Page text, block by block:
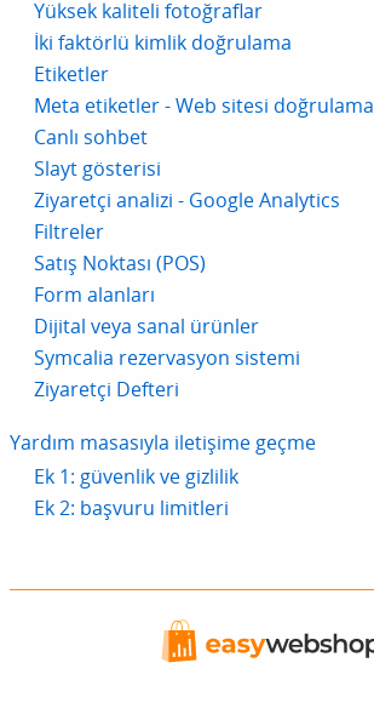
Yüksek kaliteli fotoğraflar
İki faktörlü kimlik doğrulama
Etiketler
Meta etiketler - Web sitesi doğrulama
Canlı sohbet
Slayt gösterisi
Ziyaretçi analizi - Google Analytics
Filtreler
Satış Noktası (POS)
Form alanları
Dijital veya sanal ürünler
Symcalia rezervasyon sistemi
Ziyaretçi Defteri
Yardım masasıyla iletişime geçme
Ek 1: güvenlik ve gizlilik
Ek 2: başvuru limitleri